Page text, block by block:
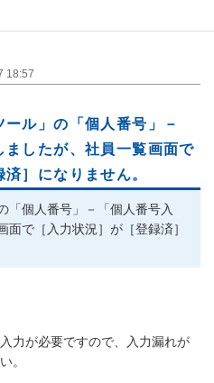
18:57
ール」の「個人番号」－
ましたが、社員一覧画面で
済］になりません。
「個人番号」－「個人番号入
で［入力状況］が［登録済］
力が必要ですので、入力漏れが
。